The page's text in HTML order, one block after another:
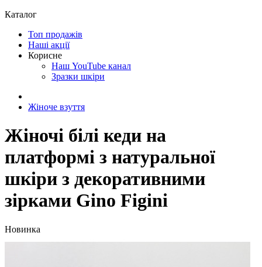
Каталог
Топ продажів
Наші акції
Корисне
Наш YouTube канал
Зразки шкіри
Жіноче взуття
Жіночі білі кеди на
платформі з натуральної
шкіри з декоративними
зірками Gino Figini
Новинка